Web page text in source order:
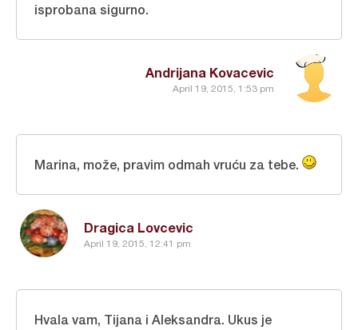
Andrijana Kovacevic
April 19, 2015, 1:53 pm
isprobana sigurno.
Dragica Lovcevic
April 19, 2015, 12:41 pm
Marina, može, pravim odmah vruću za tebe.
Hvala vam, Tijana i Aleksandra. Ukus je